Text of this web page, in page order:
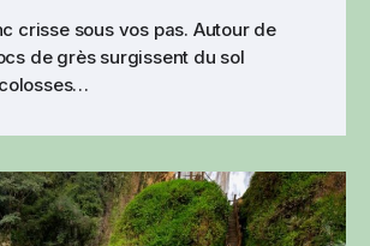
crisse sous vos pas. Autour de
de grès surgissent du sol